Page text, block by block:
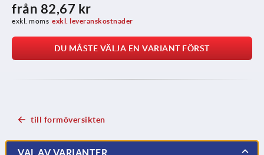
från 82,67 kr
exkl. moms exkl. leveranskostnader
DU MÅSTE VÄLJA EN VARIANT FÖRST
till formöversikten
VAL AV VARIANTER